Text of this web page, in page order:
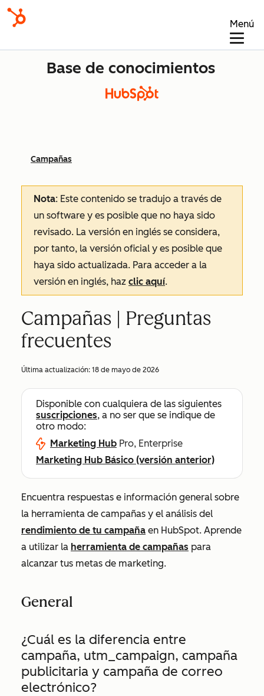
Menú
Base de conocimientos
Campañas
Nota: Este contenido se tradujo a través de
un software y es posible que no haya sido
revisado. La versión en inglés se considera,
por tanto, la versión oficial y es posible que
haya sido actualizada. Para acceder a la
versión en inglés, haz clic aquí.
Campañas | Preguntas
frecuentes
Última actualización: 18 de mayo de 2026
Disponible con cualquiera de las siguientes
suscripciones, a no ser que se indique de
otro modo:
Marketing Hub Pro, Enterprise
Marketing Hub Básico (versión anterior)
Encuentra respuestas e información general sobre
la herramienta de campañas y el análisis del
rendimiento de tu campaña en HubSpot. Aprende
a utilizar la herramienta de campañas para
alcanzar tus metas de marketing.
General
¿Cuál es la diferencia entre
campaña, utm_campaign, campaña
publicitaria y campaña de correo
electrónico?